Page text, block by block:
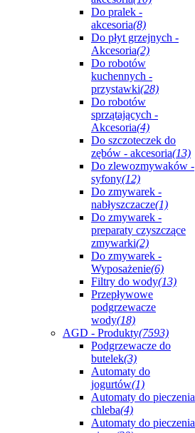
Do pralek -
akcesoria(8)
Do płyt grzejnych -
Akcesoria(2)
Do robotów
kuchennych -
przystawki(28)
Do robotów
sprzątających -
Akcesoria(4)
Do szczoteczek do
zębów - akcesoria(13)
Do zlewozmywaków -
syfony(12)
Do zmywarek -
nabłyszczacze(1)
Do zmywarek -
preparaty czyszczące
zmywarki(2)
Do zmywarek -
Wyposażenie(6)
Filtry do wody(13)
Przepływowe
podgrzewacze
wody(18)
AGD - Produkty(7593)
Podgrzewacze do
butelek(3)
Automaty do
jogurtów(1)
Automaty do pieczenia
chleba(4)
Automaty do pieczenia